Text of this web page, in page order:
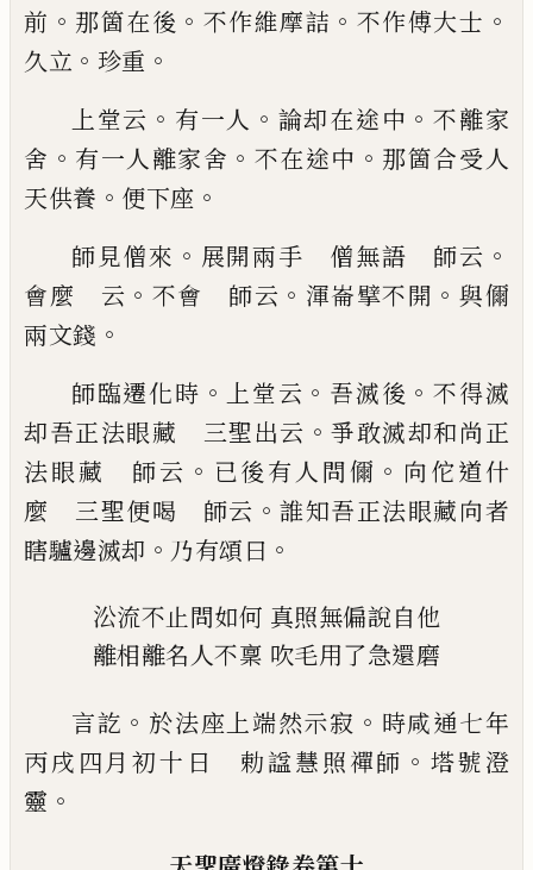
前 。 那箇在後 。 不作維摩詰 。 不作傅大士 。
久立 。 珍重 。
上堂云 。 有一人 。 論却在途中 。不離家
舍 。 有一人離家舍 。 不在途中 。 那箇合受人
天供養 。 便下座 。
師見僧來 。 展開兩手 僧無語 師云 。
會麼 云 。 不會 師云 。 渾崙擘不開 。與儞
兩文錢 。
師臨遷化時 。 上堂云 。 吾滅後 。不得滅
却吾正法眼藏 三聖出云 。爭敢滅却和尚正
法眼藏 師云 。 已後有人問儞 。 向佗道什
麼 三聖便喝 師云 。誰知吾正法眼藏向者
瞎驢邊滅却 。 乃有頌曰 。
㳂流不止問如何 真照無偏說自他
離相離名人不稟 吹毛用了急還磨
言訖 。 於法座上端然示寂 。 時咸通七年
丙戌四月初十日 勅諡慧照禪師 。 塔號澄
靈 。